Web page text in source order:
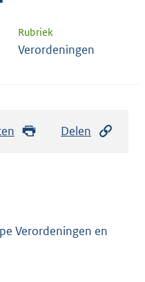
Rubriek
Verordeningen
Delen
Verordeningen en